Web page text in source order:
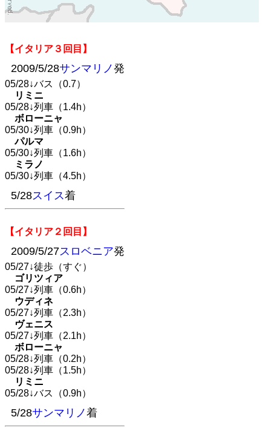
【イタリア３回目】
2009/5/28サンマリノ発
05/28↓バス（0.7）
リミニ
05/28↓列車（1.4h）
ボローニャ
05/30↓列車（0.9h）
パルマ
05/30↓列車（1.6h）
ミラノ
05/30↓列車（4.5h）
5/28スイス着
【イタリア２回目】
2009/5/27スロベニア発
05/27↓徒歩（すぐ）
ゴリツィア
05/27↓列車（0.6h）
ウディネ
05/27↓列車（2.3h）
ヴェニス
05/27↓列車（2.1h）
ボローニャ
05/28↓列車（0.2h）
05/28↓列車（1.5h）
リミニ
05/28↓バス（0.9h）
5/28サンマリノ着